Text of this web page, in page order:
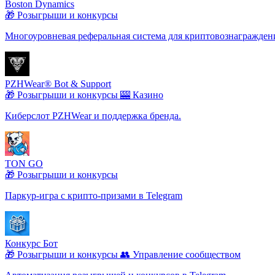
Boston Dynamics
🎁 Розыгрыши и конкурсы
Многоуровневая реферальная система для
PZHWear® Bot & Support
🎁 Розыгрыши и конкурсы 🎰 Казино
Киберслот PZHWear и поддержка бренда.
TON GO
🎁 Розыгрыши и конкурсы
Паркур-игра с крипто-призами в Telegram
Конкурс Бот
🎁 Розыгрыши и конкурсы 👥 Управление сообществом